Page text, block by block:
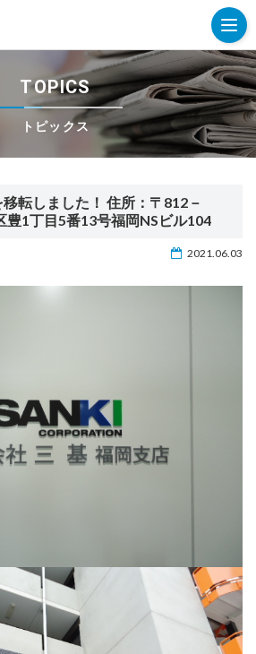
TOPICS
トピックス
転しました！ 住所：〒812－
豊1丁目5番13号福岡NSビル104
2021.06.03